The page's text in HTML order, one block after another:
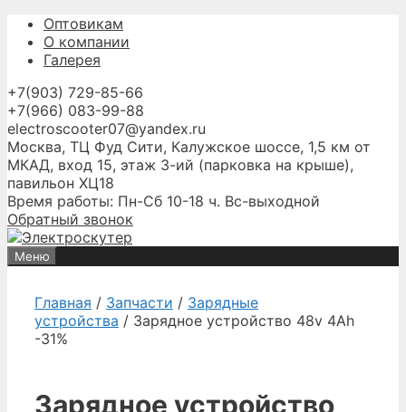
Перейти
содержимому
Оптовикам
О компании
Галерея
+7(903) 729-85-66
+7(966) 083-99-88
electroscooter07@yandex.ru
Москва, ТЦ Фуд Сити, Калужское шоссе, 1,5 км от
МКАД, вход 15, этаж 3-ий (парковка на крыше),
павильон ХЦ18
Время работы: Пн-Сб 10-18 ч. Вс-выходной
Обратный звонок
Меню
Главная / Запчасти / Зарядные
устройства / Зарядное устройство 48v 4Ah
-31%
Зарядное устройство